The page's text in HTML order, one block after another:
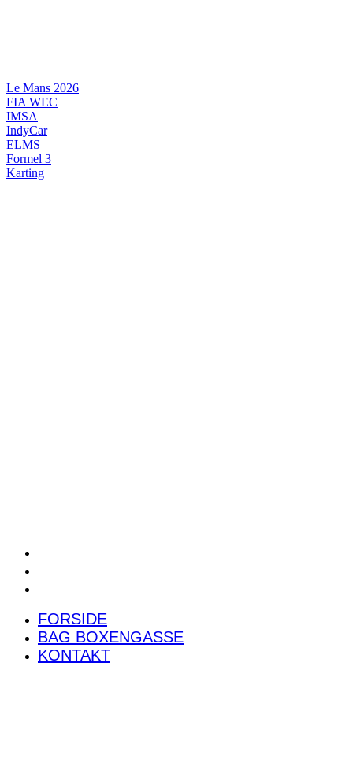
Le Mans 2026
FIA WEC
IMSA
IndyCar
ELMS
Formel 3
Karting
FORSIDE
BAG BOXENGASSE
KONTAKT